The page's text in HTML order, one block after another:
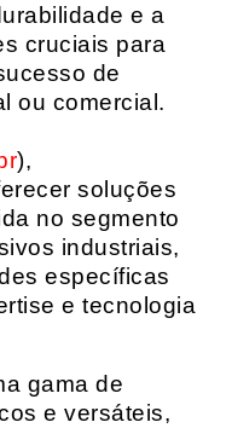
e a
cruciais para
de
ou comercial.
),
soluções
no segmento
industriais,
específicas
e tecnologia
gama de
e versáteis,